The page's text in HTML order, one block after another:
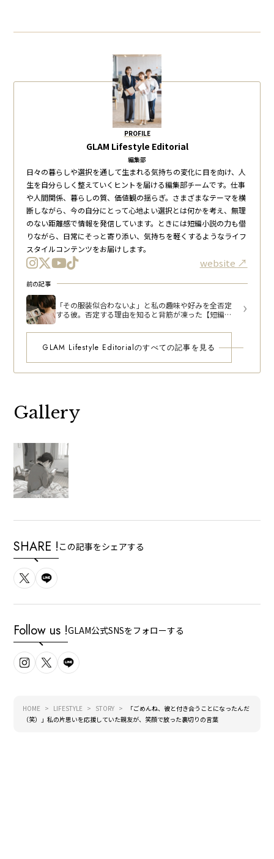
PROFILE
GLAM Lifestyle Editorial
編集部
日々の暮らしや選択を通して生まれる気持ちの変化に目を向け、人
生を自分らしく整えていくヒントを届ける編集部チームです。仕事
や人間関係、暮らしの質、価値観の揺らぎ。さまざまなテーマを横
断しながら、今の自分にとって心地よい選択とは何かを考え、無理
のない距離感で情報を発信しています。ときには短編小説の力も借
りながら、日常にそっと寄り添い、気持ちを軽くするようなライフ
スタイルコンテンツをお届けします。
website
前の記事
「その服装似合わないよ」と私の趣味や好みを全否定
する彼。否定する理由を知ると背筋が凍った【短編小
GLAM Lifestyle Editorialのすべての記事を見る
Gallery
SHARE ! この記事をシェアする
Follow us !GLAM公式SNSをフォローする
HOME LIFESTYLE STORY
「ごめんね、彼と付き合うことになったんだ
（笑）」私の片思いを応援していた親友が、笑顔で放った裏切りの言葉